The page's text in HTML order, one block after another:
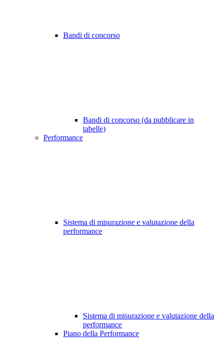
Bandi di concorso
Bandi di concorso (da pubblicare in
tabelle)
Performance
Sistema di misurazione e valutazione della
performance
Sistema di misurazione e valutazione della
performance
Piano della Performance